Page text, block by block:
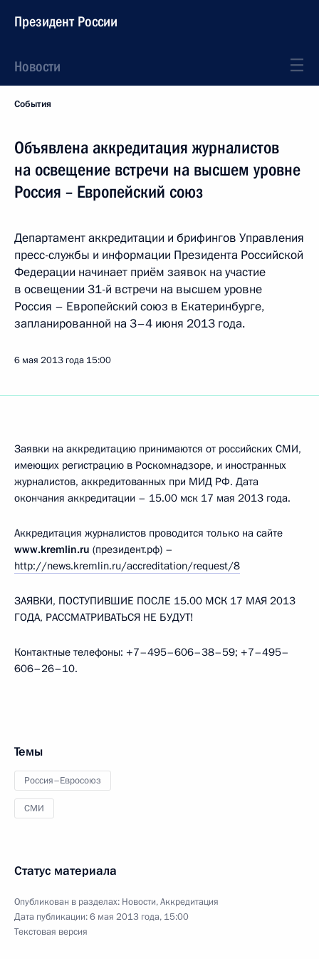
Президент России
Новости
События
Объявлена аккредитация журналистов
на освещение встречи на высшем уровне
Россия – Европейский союз
Департамент аккредитации и брифингов Управления
пресс-службы и информации Президента Российской
Федерации начинает приём заявок на участие
в освещении 31-й встречи на высшем уровне
Россия – Европейский союз в Екатеринбурге,
запланированной на 3–4 июня 2013 года.
6 мая 2013 года 15:00
Заявки на аккредитацию принимаются от российских СМИ,
имеющих регистрацию в Роскомнадзоре, и иностранных
журналистов, аккредитованных при МИД РФ. Дата
окончания аккредитации – 15.00 мск 17 мая 2013 года.
Аккредитация журналистов проводится только на сайте
www.kremlin.ru (президент.рф) –
http://news.kremlin.ru/accreditation/request/8
ЗАЯВКИ, ПОСТУПИВШИЕ ПОСЛЕ 15.00 МСК 17 МАЯ 2013
ГОДА, РАССМАТРИВАТЬСЯ НЕ БУДУТ!
Контактные телефоны: +7–495–606–38–59; +7–495–
606–26–10.
Темы
Россия–Евросоюз
СМИ
Статус материала
Опубликован в разделах: Новости,Аккредитация
Дата публикации:6 мая 2013 года, 15:00
Текстовая версия